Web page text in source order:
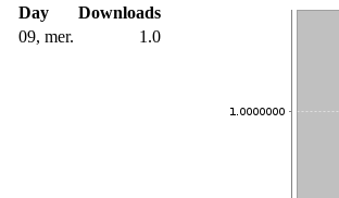
Day
Downloads
09, mer.
1.0